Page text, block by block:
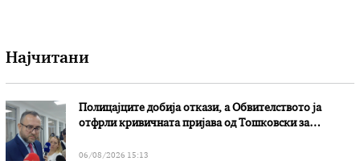
Најчитани
Полицајците добија откази, а Обвителството ја
отфрли кривичната пријава од Тошковски за
06/08/2026 15:13